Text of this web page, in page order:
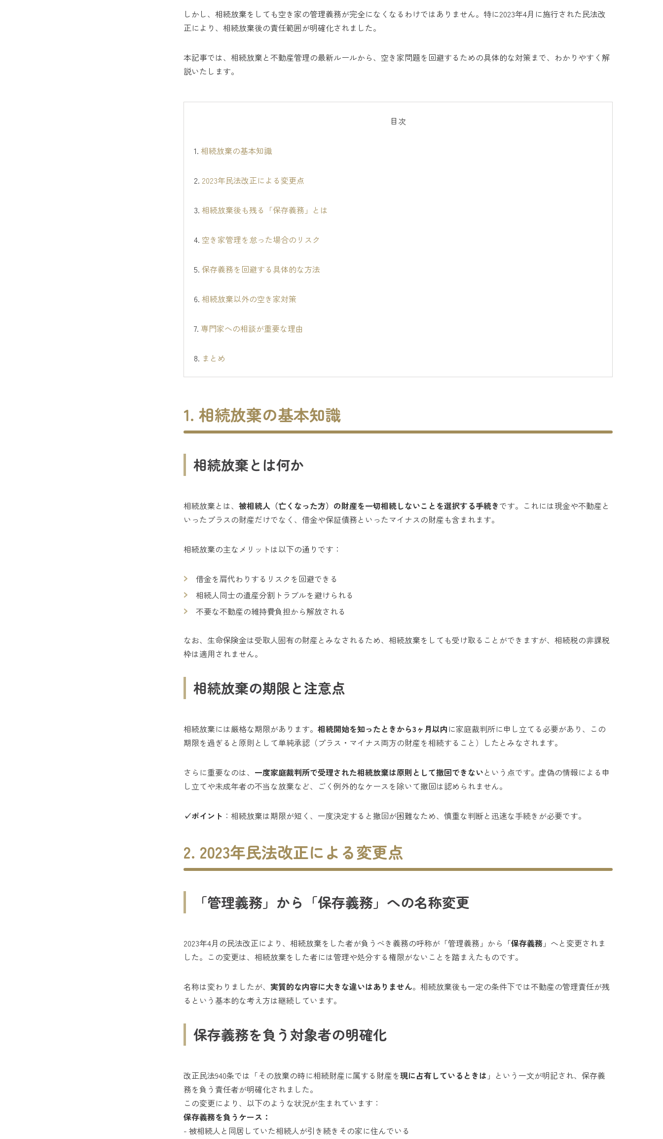
しかし、相続放棄をしても空き家の管理義務が完全になくなるわけではありません。特に2023年4月に施行された民法改
正により、相続放棄後の責任範囲が明確化されました。
本記事では、相続放棄と不動産管理の最新ルールから、空き家問題を回避するための具体的な対策まで、わかりやすく解
説いたします。
目次
1. 相続放棄の基本知識
2. 2023年民法改正による変更点
3. 相続放棄後も残る「保存義務」とは
4. 空き家管理を怠った場合のリスク
5. 保存義務を回避する具体的な方法
6. 相続放棄以外の空き家対策
7. 専門家への相談が重要な理由
8. まとめ
1. 相続放棄の基本知識
相続放棄とは何か
相続放棄とは、 被相続人（亡くなった方）の財産を一切相続しないことを選択する手続きです。これには現金や不動産と
いったプラスの財産だけでなく、借金や保証債務といったマイナスの財産も含まれます。
相続放棄の主なメリットは以下の通りです：
借金を肩代わりするリスクを回避できる
相続人同士の遺産分割トラブルを避けられる
不要な不動産の維持費負担から解放される
なお、生命保険金は受取人固有の財産とみなされるため、相続放棄をしても受け取ることができますが、相続税の非課税
枠は適用されません。
相続放棄の期限と注意点
相続放棄には厳格な期限があります。 相続開始を知ったときから3ヶ月以内 に家庭裁判所に申し立てる必要があり、この
期限を過ぎると原則として単純承認（プラス・マイナス両方の財産を相続すること）したとみなされます。
さらに重要なのは、 一度家庭裁判所で受理された相続放棄は原則として撤回できないという点です。虚偽の情報による申
し立てや未成年者の不当な放棄など、ごく例外的なケースを除いて撤回は認められません。
✓ポイント ：相続放棄は期限が短く、一度決定すると撤回が困難なため、慎重な判断と迅速な手続きが必要です。
2. 2023年民法改正による変更点
「管理義務」から「保存義務」への名称変更
2023年4月の民法改正により、相続放棄をした者が負うべき義務の呼称が「管理義務」から「保存義務 」へと変更されま
した。この変更は、相続放棄をした者には管理や処分する権限がないことを踏まえたものです。
名称は変わりましたが、 実質的な内容に大きな違いはありません。相続放棄後も一定の条件下では不動産の管理責任が残
るという基本的な考え方は継続しています。
保存義務を負う対象者の明確化
改正民法940条では「その放棄の時に相続財産に属する財産を現に占有しているときは 」という一文が明記され、保存義
務を負う責任者が明確化されました。
この変更により、以下のような状況が生まれています：
保存義務を負うケース：
- 被相続人と同居していた相続人が引き続きその家に住んでいる